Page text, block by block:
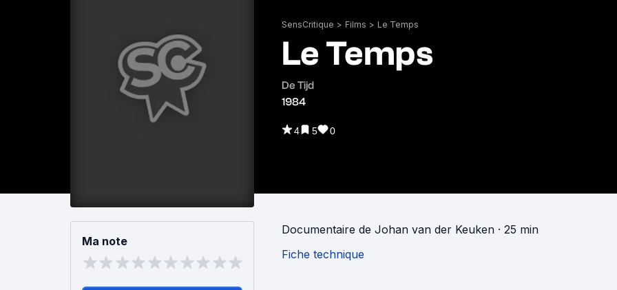
SensCritique > Films > Le Temps
Le Temps
De Tijd
1984
4 5 0
Ma note
Documentaire de Johan van der Keuken · 25 min
Fiche technique